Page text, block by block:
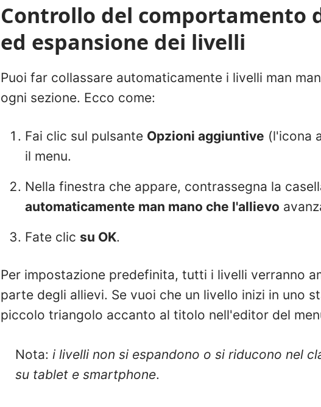
Controllo del comportamento
ed espansione dei livelli
Puoi far collassare automaticamente i livelli man
ogni sezione. Ecco come:
Fai clic sul pulsante Opzioni aggiuntive (l'icona
il menu.
Nella finestra che appare, contrassegna la
automaticamente man mano che l'allievo
Fate clic su OK.
Per impostazione predefinita, tutti i livelli verranno
parte degli allievi. Se vuoi che un livello inizi in uno
piccolo triangolo accanto al titolo nell'editor del
Nota: i livelli non si espandono o si riducono nel
su tablet e smartphone.